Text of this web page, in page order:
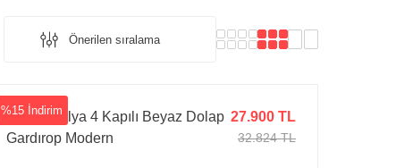
%15 İndirim
Tarz Mobilya 4 Kapılı Beyaz Dolap
Gardırop Modern
27.900 TL
32.824 TL